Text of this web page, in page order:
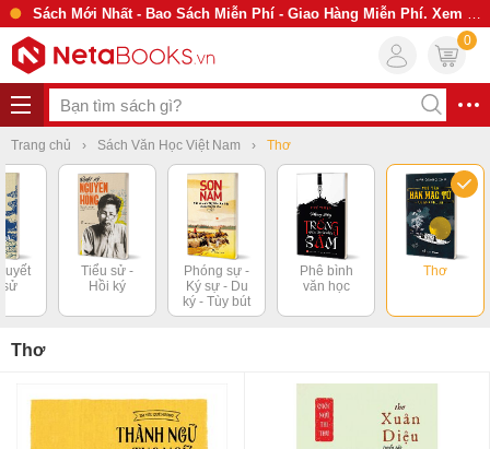
Sách Mới Nhất - Bao Sách Miễn Phí - Giao Hàng Miễn Phí. Xem Ngay
0
Trang chủ Sách Văn Học Việt Nam Thơ
sử
Tiểu sử -
Hồi ký
Phóng sự -
Ký sự - Du
ký - Tùy bút
Phê bình
văn học
Thơ
Thơ